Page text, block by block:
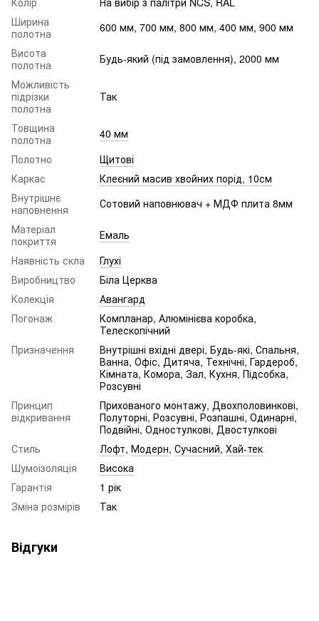
Ширина
полотна
600 мм, 700 мм, 800 мм, 400 мм, 900 мм
Висота
полотна
Будь-який (під замовлення), 2000 мм
Можливість
підрізки
полотна
Так
Товщина
полотна
40 мм
Полотно
Щитові
Каркас
Клеєний масив хвойних порід, 10см
Внутрішнє
наповнення
Сотовий наповнювач + МДФ плита 8мм
Матеріал
покриття
Емаль
Наявність скла
Глухі
Виробництво
Біла Церква
Колекція
Авангард
Погонаж
Компланар, Алюмінієва коробка,
Телескопічний
Призначення
Внутрішні вхідні двері, Будь-які, Спальня,
Ванна, Офіс, Дитяча, Технічні, Гардероб,
Кімната, Комора, Зал, Кухня, Підсобка,
Розсувні
Принцип
відкривання
Прихованого монтажу, Двохполовинкові,
Полуторні, Розсувні, Розпашні, Одинарні,
Подвійні, Одностулкові, Двостулкові
Стиль
Лофт, Модерн, Сучасний, Хай-тек
Шумоізоляція
Висока
Гарантія
1 рік
Зміна розмірів
Так
Відгуки